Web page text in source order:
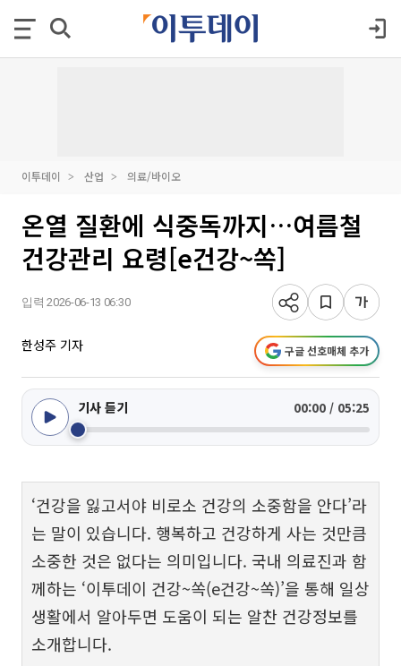
이투데이 산업 의료/바이오
온열 질환에 식중독까지…여름철
건강관리 요령[e건강~쏙]
입력 2026-06-13 06:30
한성주 기자 구글 선호매체 추가
기사 듣기 00:00 / 05:25
‘건강을 잃고서야 비로소 건강의 소중함을 안다’라
는 말이 있습니다. 행복하고 건강하게 사는 것만큼
소중한 것은 없다는 의미입니다. 국내 의료진과 함
께하는 ‘이투데이 건강~쏙(e건강~쏙)’을 통해 일상
생활에서 알아두면 도움이 되는 알찬 건강정보를
소개합니다.